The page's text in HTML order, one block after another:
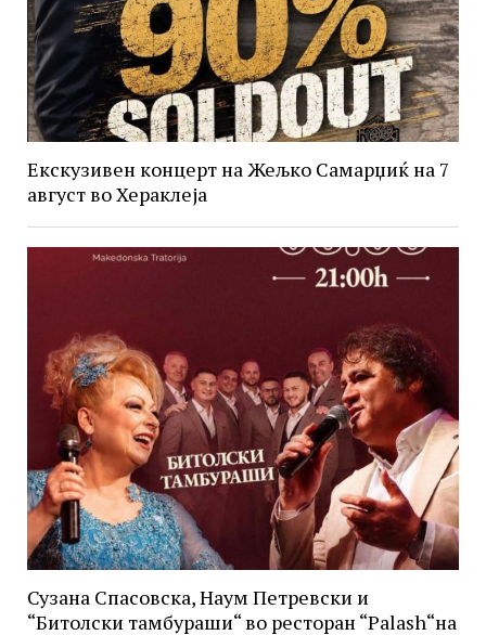
Екскузивен концерт на Жељко Самарџиќ на 7
август во Хераклеја
Сузана Спасовска, Наум Петревски и
“Битолски тамбураши“ во ресторан “Palash“на